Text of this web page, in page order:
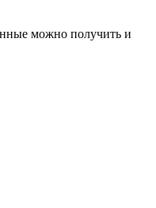
можно получить и